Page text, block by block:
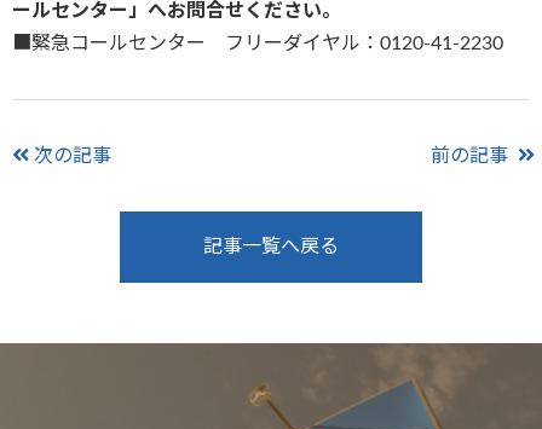
ールセンター」へお問合せください。
■緊急コールセンター フリーダイヤル：0120-41-2230
次の記事 前の記事
記事一覧へ戻る